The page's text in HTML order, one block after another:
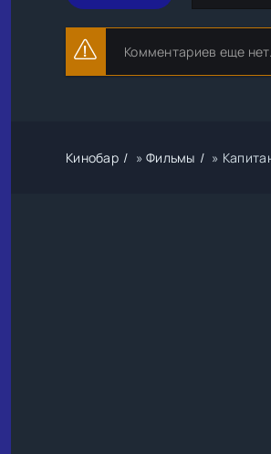
Комментариев еще
Кинобар »Фильмы »